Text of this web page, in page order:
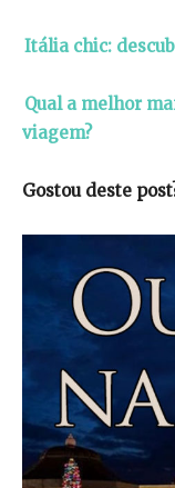
Itália chic:
Qual a melhor
viagem?
Gostou deste